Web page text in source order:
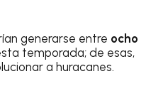
generarse entre ocho
temporada; de esas,
a huracanes.